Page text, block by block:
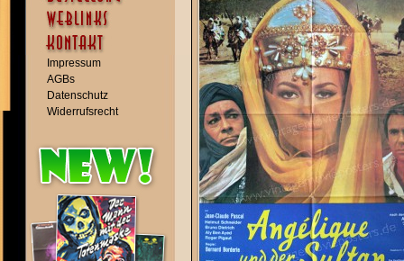
Impressum
AGBs
Datenschutz
Widerrufsrecht